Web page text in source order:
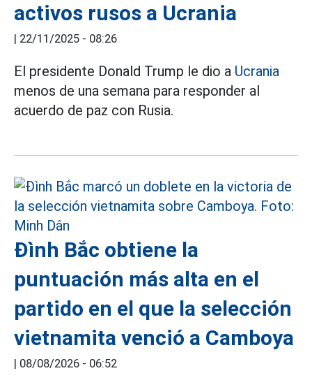
activos rusos a Ucrania
| 22/11/2025 - 08:26
El presidente Donald Trump le dio a Ucrania
menos de una semana para responder al
acuerdo de paz con Rusia.
Đình Bắc obtiene la
puntuación más alta en el
partido en el que la selección
vietnamita venció a Camboya
| 08/08/2026 - 06:52